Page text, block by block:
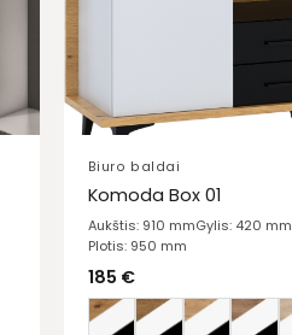
Biuro baldai
Komoda Box 01
Aukštis: 910 mmGylis: 420 mm
Plotis: 950 mm
185 €